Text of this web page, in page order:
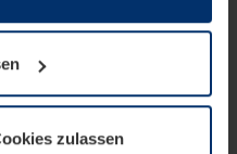
Seite unbedingt
Cookie-Typen benötigen
können Sie jederzeit
Website ändern oder
zulassen